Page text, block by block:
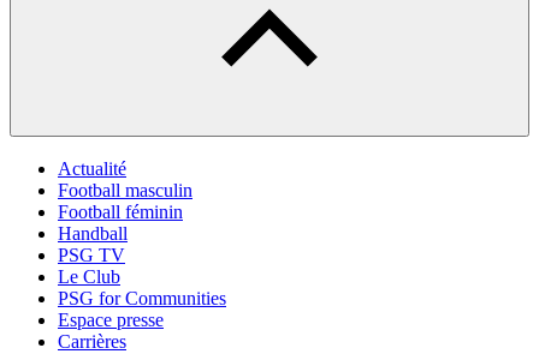
Actualité
Football masculin
Football féminin
Handball
PSG TV
Le Club
PSG for Communities
Espace presse
Carrières